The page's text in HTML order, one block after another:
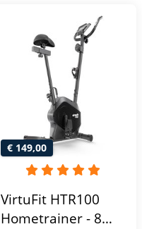
€ 149,00
VirtuFit HTR100
Hometrainer - 8